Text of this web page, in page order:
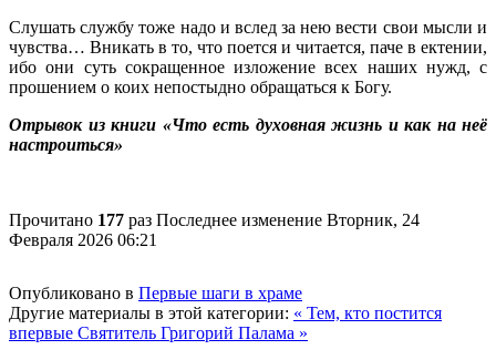
Слушать службу тоже надо и вслед за нею вести свои мысли и
чувства… Вникать в то, что поется и читается, паче в ектении,
ибо они суть сокращенное изложение всех наших нужд, с
прошением о коих непостыдно обращаться к Богу.
Отрывок из книги «Что есть духовная жизнь и как на неё
настроиться»
Прочитано 177 раз Последнее изменение Вторник, 24
Февраля 2026 06:21
Опубликовано в Первые шаги в храме
Другие материалы в этой категории: « Тем, кто постится
впервые Святитель Григорий Палама »